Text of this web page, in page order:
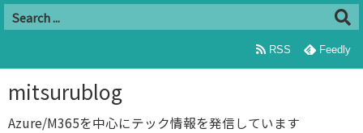
mitsurublog
Azure/M365を中心にテック情報を発信しています
RSS Feedly